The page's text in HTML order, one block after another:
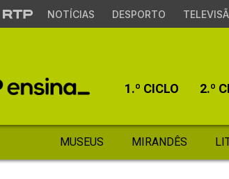
NOTÍCIAS DESPORTO
1.º CICLO 2.º
MUSEUS MIRANDÊS